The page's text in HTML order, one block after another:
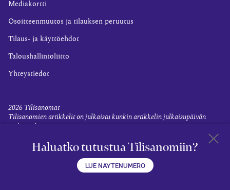
Mediakortti
Osoitteenmuutos ja tilauksen peruutus
Tilaus- ja käyttöehdot
Taloushallintoliitto
Yhteystiedot
2026 Tilisanomat
Tilisanomien artikkelit on julkaistu kunkin artikkelin julkaisupäivän
tiedon valossa.
EvästevalinnatHaluatko tutustua Tilisanomiin?
LUE NÄYTENUMERO